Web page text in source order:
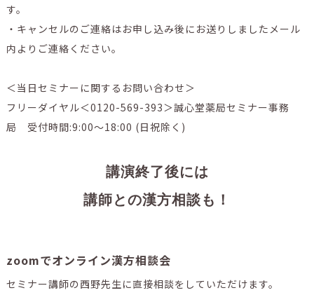
す。
・キャンセルのご連絡はお申し込み後にお送りしましたメール
内よりご連絡ください。
＜当日セミナーに関するお問い合わせ＞
フリーダイヤル＜0120-569-393＞誠心堂薬局セミナー事務
局 受付時間:9:00～18:00 (日祝除く)
講演終了後には
講師との漢方相談も！
zoomでオンライン漢方相談会
セミナー講師の西野先生に直接相談をしていただけます。